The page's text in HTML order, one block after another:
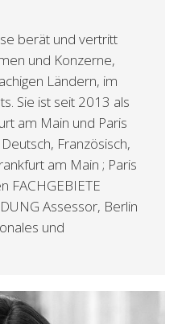
berät und vertritt
und Konzerne,
Ländern, im
Sie ist seit 2013 als
am Main und Paris
Französisch,
am Main ; Paris
FACHGEBIETE
Assessor, Berlin
und